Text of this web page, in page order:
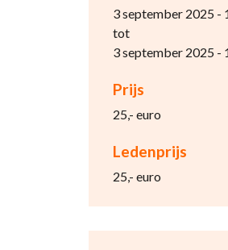
3 september 2025 -
tot
3 september 2025 -
Prijs
25,- euro
Ledenprijs
25,- euro